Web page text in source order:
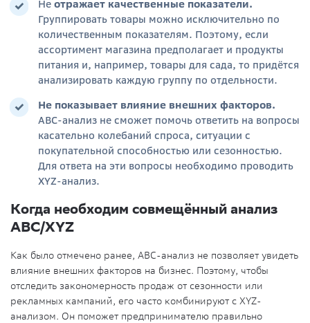
Не отражает качественные показатели.
Группировать товары можно исключительно по
количественным показателям. Поэтому, если
ассортимент магазина предполагает и продукты
питания и, например, товары для сада, то придётся
анализировать каждую группу по отдельности.
Не показывает влияние внешних факторов.
АВС-анализ не сможет помочь ответить на вопросы
касательно колебаний спроса, ситуации с
покупательной способностью или сезонностью.
Для ответа на эти вопросы необходимо проводить
XYZ-анализ.
Когда необходим совмещённый анализ
АВС/XYZ
Как было отмечено ранее, АВС-анализ не позволяет увидеть
влияние внешних факторов на бизнес. Поэтому, чтобы
отследить закономерность продаж от сезонности или
рекламных кампаний, его часто комбинируют с XYZ-
анализом. Он поможет предпринимателю правильно